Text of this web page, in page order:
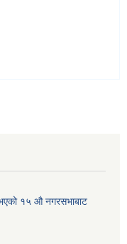
१५ ‍‍‍औ नगरसभाबाट